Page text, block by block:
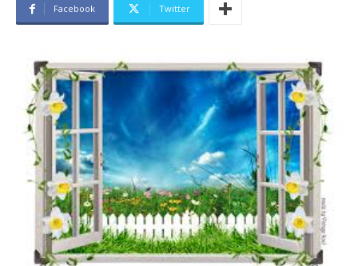
Facebook Twitter